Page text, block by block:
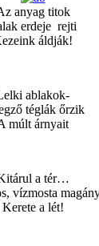
anyag titok
erdeje rejti
áldják!
ablakok-
téglák őrzik
múlt árnyait
a tér…
vízmosta
Kerete a lét!